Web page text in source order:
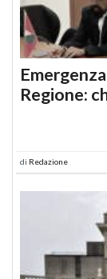
Regione:
di Redazione